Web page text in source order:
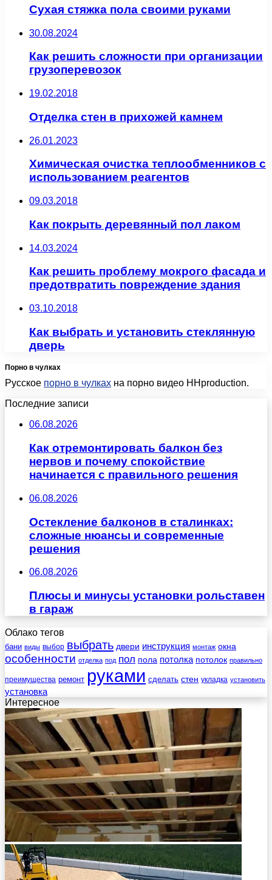
Сухая стяжка пола своими руками
30.08.2024
Как решить сложности при организации
грузоперевозок
19.02.2018
Отделка стен в прихожей камнем
26.01.2023
Химическая очистка теплообменников с
использованием реагентов
09.03.2018
Как покрыть деревянный пол лаком
14.03.2024
Как решить проблему мокрого фасада и
предотвратить повреждение здания
03.10.2018
Как выбрать и установить стеклянную
дверь
Порно в чулках
Русское порно в чулках на порно видео HHproduction.
Последние записи
06.08.2026
Как отремонтировать балкон без
нервов и почему спокойствие
начинается с правильного решения
06.08.2026
Остекление балконов в сталинках:
сложные нюансы и современные
решения
06.08.2026
Плюсы и минусы установки рольставен
в гараж
Облако тегов
бани виды выбор выбрать двери инструкция монтаж окна
особенности отделка под пол пола потолка потолок правильно
преимущества ремонт руками сделать стен укладка установить
установка
Интересное